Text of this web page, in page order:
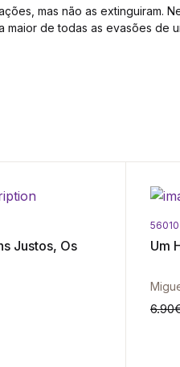
mas não as extinguiram.
de todas as evasões de
Justos, Os Um
6.90